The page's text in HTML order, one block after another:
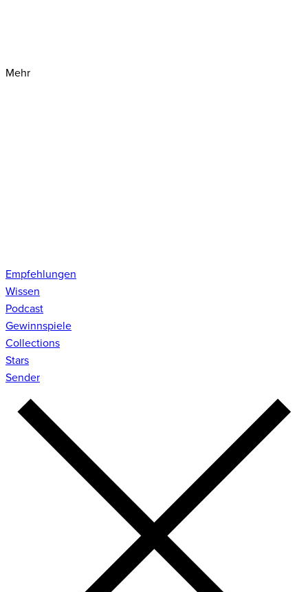
Mehr
Empfehlungen
Wissen
Podcast
Gewinnspiele
Collections
Stars
Sender